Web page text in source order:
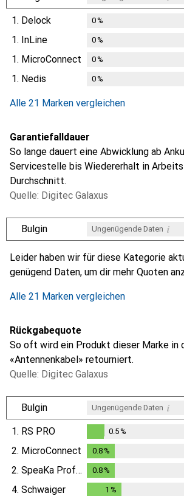
1. Delock 0%
1. InLine 0%
1. MicroConnect 0%
1. Nedis 0%
Alle 21 Marken vergleichen
Garantiefalldauer
So lange dauert eine Abwicklung ab
Servicestelle bis Wiedererhalt in
Durchschnitt.
Quelle: Digitec Galaxus
Bulgin Ungenügende Daten i
Leider haben wir für diese Kategorie
genügend Daten, um dir mehr Quoten
Alle 21 Marken vergleichen
Rückgabequote
So oft wird ein Produkt dieser Marke in
«Antennenkabel» retourniert.
Quelle: Digitec Galaxus
Bulgin Ungenügende Daten i
1. RS PRO
0.5%
0.5%
2. MicroConnect 0.8%
2. SpeaKa Professional 0.8%
4. Schwaiger 1 %